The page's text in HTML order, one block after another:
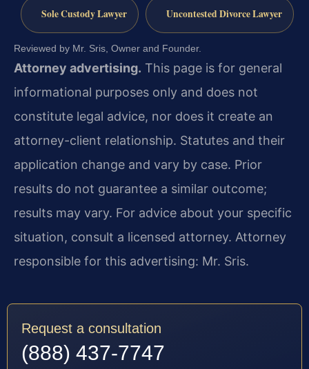
Sole Custody Lawyer Uncontested Divorce Lawyer
Reviewed by Mr. Sris, Owner and Founder.
Attorney advertising. This page is for general
informational purposes only and does not
constitute legal advice, nor does it create an
attorney-client relationship. Statutes and their
application change and vary by case. Prior
results do not guarantee a similar outcome;
results may vary. For advice about your specific
situation, consult a licensed attorney. Attorney
responsible for this advertising: Mr. Sris.
Request a consultation
(888) 437-7747